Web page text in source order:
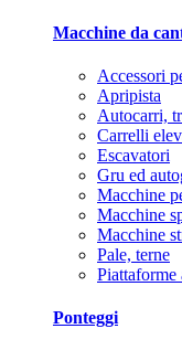
Macchine da
Accessori
Apripista
Autocarri,
Carrelli
Escavatori
Gru ed
Macchine
Macchine
Macchine
Pale, terne
Piattaforme
Ponteggi